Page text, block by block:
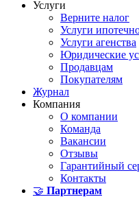
Услуги
Верните налог
Услуги
Услуги агенства
Юридические
Продавцам
Покупателям
Журнал
Компания
О компании
Команда
Вакансии
Отзывы
Гарантийный
Контакты
🤝 Партнерам